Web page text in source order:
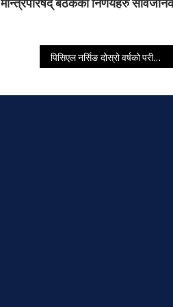
पिसिएल नर्सिङ दोस्रो वर्षको परीक्षामा ख्वपका सबै पास, आयुषाले ल्याइन् ९० प्रतिसत